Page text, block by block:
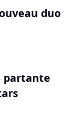
duo
partante